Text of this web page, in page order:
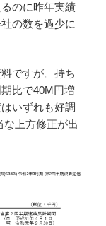
のに昨年実績
の数を過少に
ですが。持ち
比で40M円増
いずれも好調
な上方修正が出